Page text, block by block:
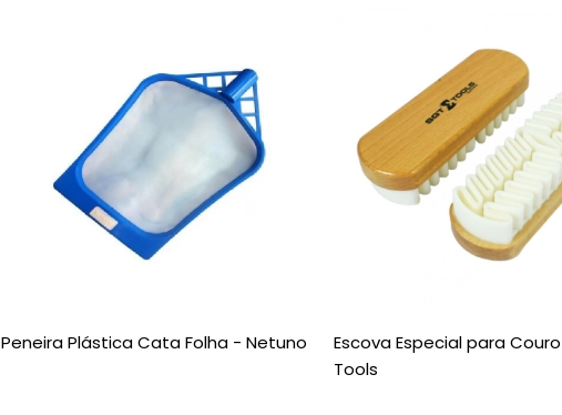
Peneira Plástica Cata Folha - Netuno
Escova Especial para
Tools